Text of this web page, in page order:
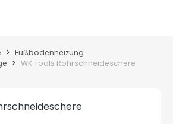
Fußbodenheizung
WK Tools Rohrschneideschere